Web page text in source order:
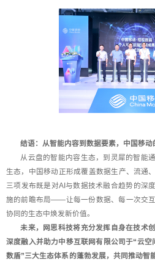
结语：从智能内容到数据要素，中国移动
从云盘的智能内容生态，到灵犀的智能
生态，中国移动正形成覆盖数据生产、流通
三项发布既是对AI与数据技术融合趋势的深
施的前瞻布局——让每一份数据、每一次交互
协同的生态中焕发新价值。
未来，网思科技将充分发挥自身在技术
深度融入并助力中移互联网有限公司于“云空
数盾”三大生态体系的蓬勃发展，共同推动智